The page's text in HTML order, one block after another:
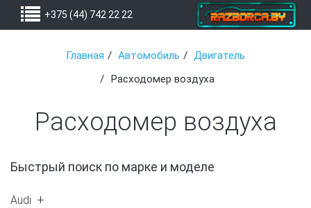
+375 (44) 742 22 22
Главная Автомобиль
Двигатель
Расходомер воздуха
Расходомер воздуха
Быстрый поиск по марке и моделе
Audi